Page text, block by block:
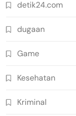
detik24.com
dugaan
Game
Kesehatan
Kriminal